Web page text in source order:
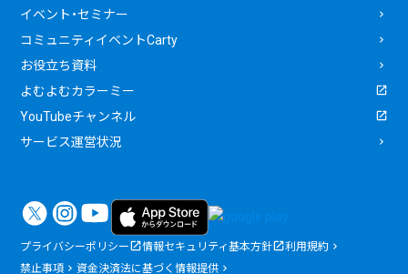
イベント・セミナー
コミュニティイベントCarty
お役立ち資料
よむよむカラーミー
YouTubeチャンネル
サービス運営状況
プライバシーポリシー 情報セキュリティ基本方針
利用規約
禁止事項
資金決済法に基づく情報提供